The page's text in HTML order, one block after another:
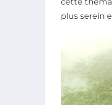
cette
plus serein